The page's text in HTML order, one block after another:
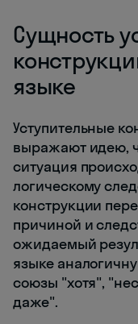
Сущность
языке
Уступительные
выражают идею,
ситуация
логическому
конструкции
причиной и
ожидаемый
языке
союзы "хотя",
даже".